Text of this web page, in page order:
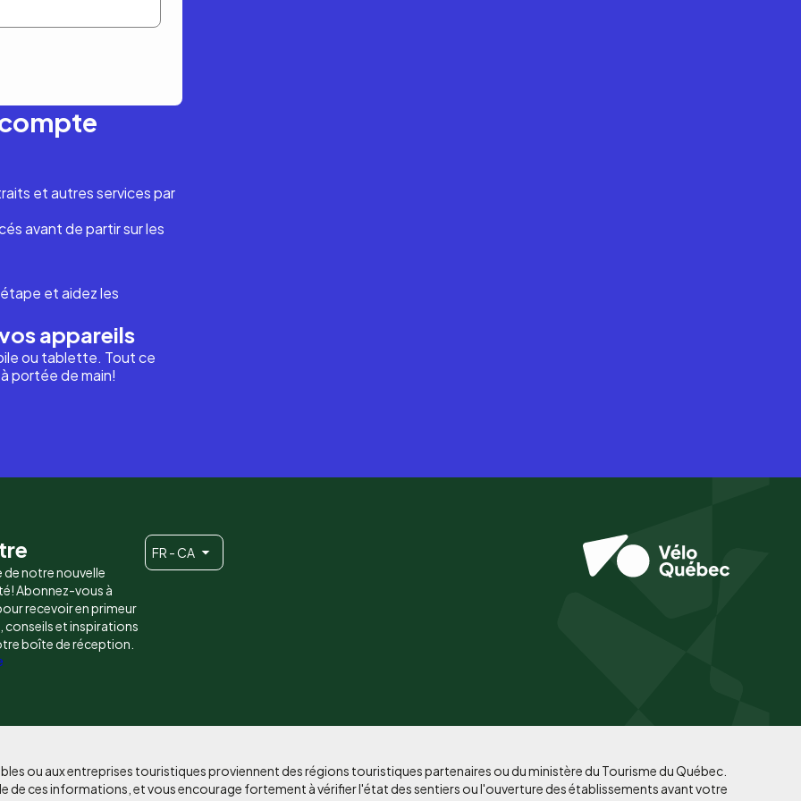
et autres services par
avant de partir sur les
et aidez les
appareils
ou tablette. Tout ce
portée de main!
de notre nouvelle
Abonnez-vous à
recevoir en primeur
conseils et inspirations
boîte de réception.
FR - CA
ou aux entreprises touristiques proviennent des régions touristiques partenaires ou du ministère du Tourisme du Québec.
de ces informations, et vous encourage fortement à vérifier l'état des sentiers ou l'ouverture des établissements avant votre